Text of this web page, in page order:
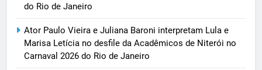
do Rio de Janeiro
Ator Paulo Vieira e Juliana Baroni interpretam Lula e
Marisa Letícia no desfile da Acadêmicos de Niterói no
Carnaval 2026 do Rio de Janeiro